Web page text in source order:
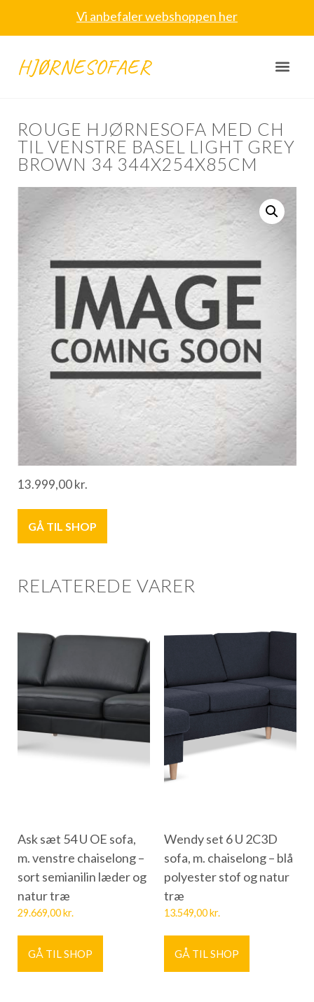
Vi anbefaler webshoppen her
HJØRNESOFAER
ROUGE HJØRNESOFA MED CH
TIL VENSTRE BASEL LIGHT GREY
BROWN 34 344X254X85CM
13.999,00kr.
GÅ TIL SHOP
RELATEREDE VARER
Ask sæt 54 U OE sofa,
m. venstre chaiselong –
sort semianilin læder og
natur træ
29.669,00kr.
GÅ TIL SHOP
Wendy set 6 U 2C3D
sofa, m. chaiselong – blå
polyester stof og natur
træ
13.549,00kr.
GÅ TIL SHOP